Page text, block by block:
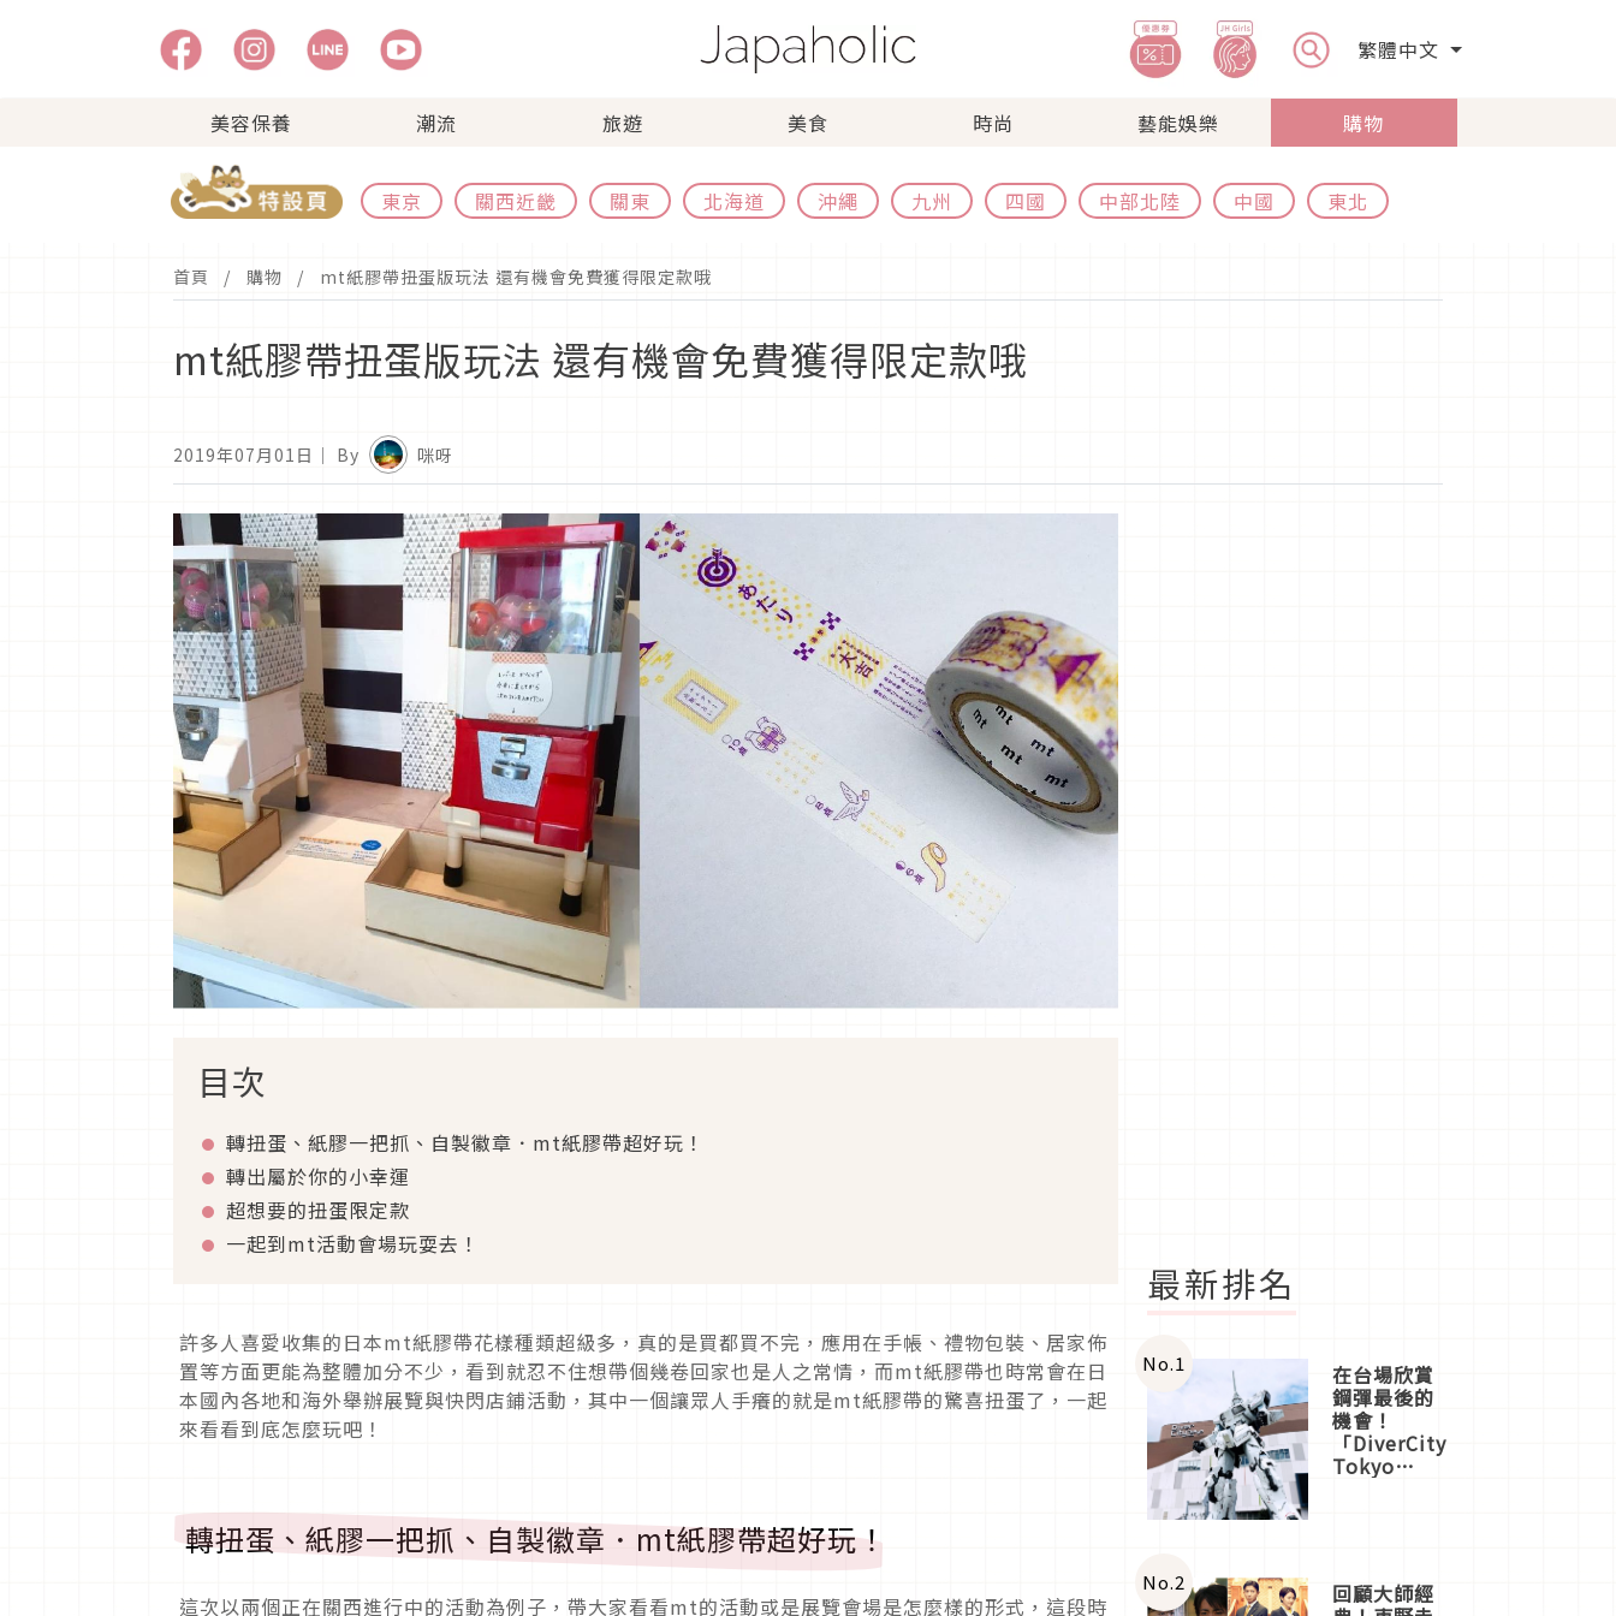
繁體中文
美容保養 潮流 旅遊 美食 時尚 藝能娛樂 購物
東京 關西近畿 關東 北海道 沖繩 九州 四國 中部北陸 中國 東北
首頁 購物 mt紙膠帶扭蛋版玩法 還有機會免費獲得限定款哦
mt紙膠帶扭蛋版玩法 還有機會免費獲得限定款哦
2019年07月01日 ｜ By 咪呀
目次
轉扭蛋、紙膠一把抓、自製徽章．mt紙膠帶超好玩！
轉出屬於你的小幸運
超想要的扭蛋限定款
一起到mt活動會場玩耍去！
許多人喜愛收集的日本mt紙膠帶花樣種類超級多，真的是買都買不完，應用在手帳、禮物包裝、居家佈
置等方面更能為整體加分不少，看到就忍不住想帶個幾卷回家也是人之常情，而mt紙膠帶也時常會在日
本國內各地和海外舉辦展覽與快閃店鋪活動，其中一個讓眾人手癢的就是mt紙膠帶的驚喜扭蛋了，一起
來看看到底怎麼玩吧！
轉扭蛋、紙膠一把抓、自製徽章．mt紙膠帶超好玩！
這次以兩個正在關西進行中的活動為例子，帶大家看看mt的活動或是展覽會場是怎麼樣的形式，這段時
最新排名
No.1 在台場欣賞
鋼彈最後的
機會！
「DiverCity
Tokyo
體驗
No.2 回顧大師經